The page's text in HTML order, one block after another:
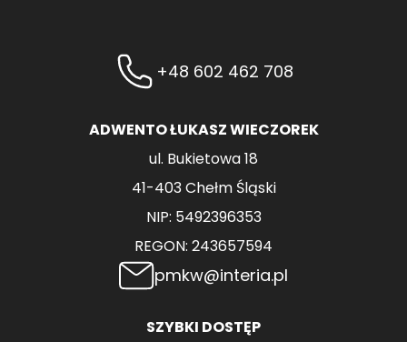
+48 602 462 708
ADWENTO ŁUKASZ WIECZOREK
ul. Bukietowa 18
41-403 Chełm Śląski
NIP: 5492396353
REGON: 243657594
pmkw@interia.pl
SZYBKI DOSTĘP